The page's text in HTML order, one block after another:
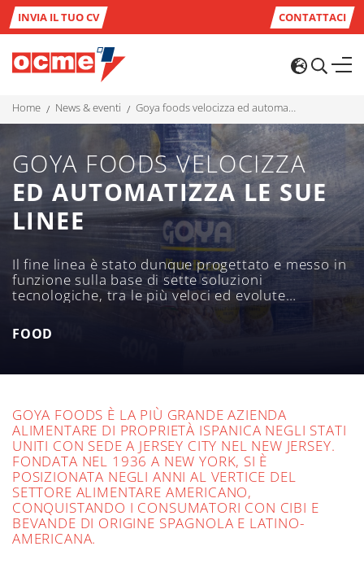
INVIA IL TUO CV CONTATTACI
home news & eventi goya foods velocizza ed automatizza le sue linee
GOYA FOODS VELOCIZZA
ED AUTOMATIZZA LE SUE
LINEE
Il fine linea è stato dunque progettato e messo in
funzione sulla base di sette soluzioni
tecnologiche, tra le più veloci ed evolute
dell’intera gamma prodotti disponibile all’interno
del Gruppo: depalettizzatori, vassoiatrici,
palettizzatori e avvolgitori
FOOD
GOYA FOODS È LA PIÙ GRANDE AZIENDA
ALIMENTARE DI PROPRIETÀ ISPANICA NEGLI STATI
UNITI CON SEDE A JERSEY CITY NEL NEW JERSEY.
FONDATA NEL 1936 A NEW YORK, SI È
POSIZIONATA NEGLI ANNI AL VERTICE DEL
SETTORE ALIMENTARE AMERICANO,
CONQUISTANDO I CONSUMATORI CON CIBI E
BEVANDE DI ORIGINE SPAGNOLA E LATINO-
AMERICANA.